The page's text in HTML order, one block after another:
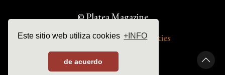
Este sitio web utiliza cookies +INFO
de acuerdo
© Platea Magazine
aviso legal | política de cookies